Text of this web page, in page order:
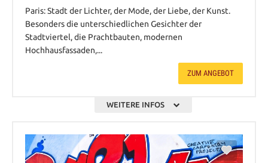
Paris: Stadt der Lichter, der Mode, der Liebe, der Kunst.
Besonders die unterschiedlichen Gesichter der
Stadtviertel, die Prachtbauten, modernen
Hochhausfassaden,...
ZUM ANGEBOT
WEITERE INFOS